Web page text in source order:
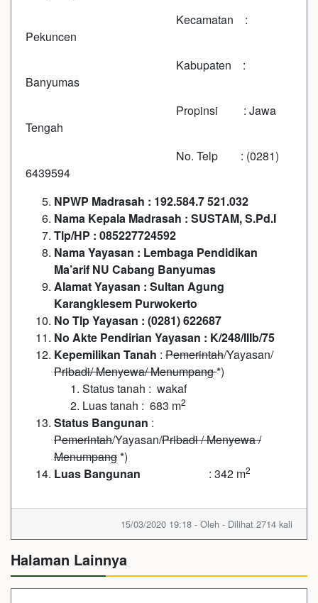
Kecamatan :
Pekuncen
Kabupaten :
Banyumas
Propinsi : Jawa
Tengah
No. Telp : (0281)
6439594
NPWP Madrasah : 192.584.7 521.032
Nama Kepala Madrasah : SUSTAM, S.Pd.I
Tlp/HP : 085227724592
Nama Yayasan : Lembaga Pendidikan
Ma’arif NU Cabang Banyumas
Alamat Yayasan : Sultan Agung
Karangklesem Purwokerto
No Tlp Yayasan : (0281) 622687
No Akte Pendirian Yayasan : K/248/IIIb/75
Kepemilikan Tanah : Pemerintah/Yayasan/
Pribadi/ Menyewa/ Menumpang*)
Status tanah : wakaf
Luas tanah : 683 m2
Status Bangunan :
Pemerintah/Yayasan/Pribadi / Menyewa /
Menumpang*)
Luas Bangunan : 342 m2
15/03/2020 19:18 - Oleh - Dilihat 2714 kali
Halaman Lainnya